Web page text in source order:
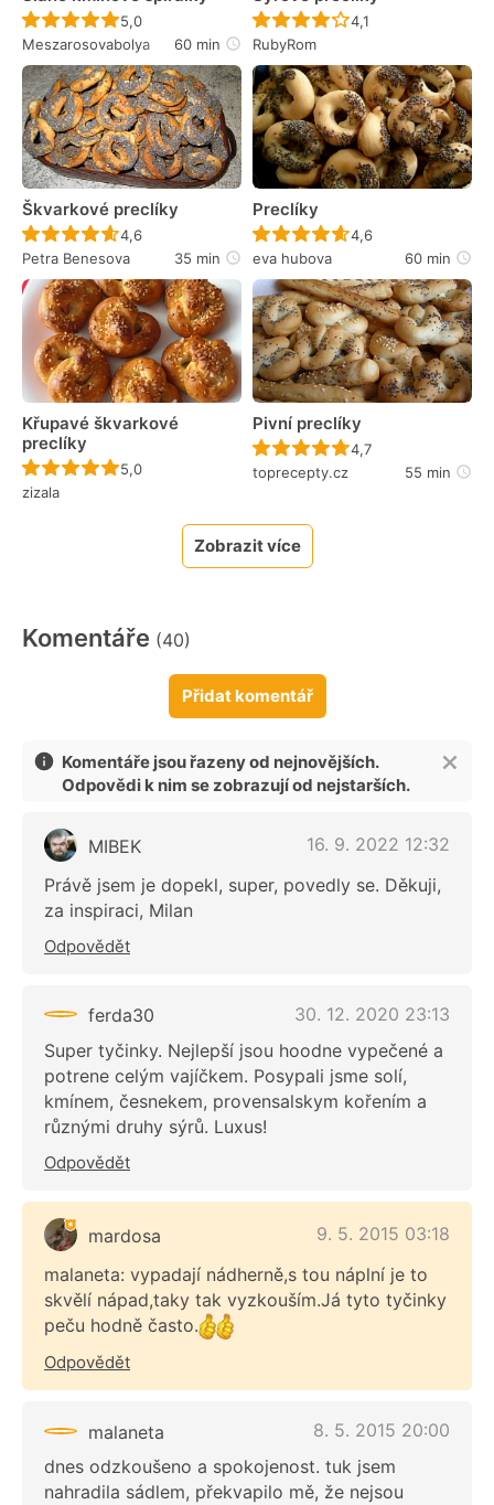
Recept ještě nebyl hodnocen
5,0
Meszarosovabolya
60 min
Recept ještě nebyl
4,1
RubyRom
Škvarkové preclíky
Recept ještě nebyl hodnocen
4,6
Petra Benesova
35 min
Preclíky
Recept ještě nebyl
4,6
eva hubova
60 min
Křupavé škvarkové
preclíky
Recept ještě nebyl hodnocen
5,0
zizala
Pivní preclíky
Recept ještě nebyl
4,7
toprecepty.cz
55 min
Zobrazit více
Komentáře (40)
Přidat komentář
Komentáře jsou řazeny od nejnovějších.
Odpovědi k nim se zobrazují od nejstarších.
MIBEK
16. 9. 2022 12:32
Právě jsem je dopekl, super, povedly se. Děkuji,
za inspiraci, Milan
Odpovědět
ferda30
30. 12. 2020 23:13
Super tyčinky. Nejlepší jsou hoodne vypečené a
potrene celým vajíčkem. Posypali jsme solí,
kmínem, česnekem, provensalskym kořením a
různými druhy sýrů. Luxus!
Odpovědět
mardosa
9. 5. 2015 03:18
malaneta: vypadají nádherně,s tou náplní je to
skvělí nápad,taky tak vyzkouším.Já tyto tyčinky
peču hodně často.
Odpovědět
malaneta
8. 5. 2015 20:00
dnes odzkoušeno a spokojenost. tuk jsem
nahradila sádlem, překvapilo mě, že nejsou